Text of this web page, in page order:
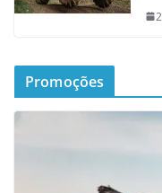
Promoções